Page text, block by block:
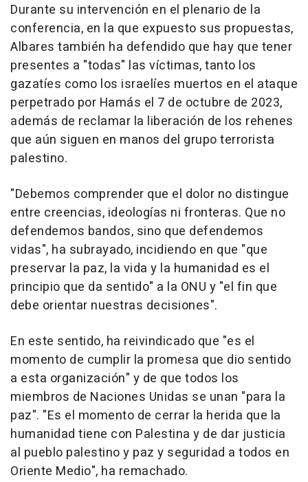
Durante su intervención en el plenario de la
conferencia, en la que expuesto sus propuestas,
Albares también ha defendido que hay que tener
presentes a "todas" las víctimas, tanto los
gazatíes como los israelíes muertos en el ataque
perpetrado por Hamás el 7 de octubre de 2023,
además de reclamar la liberación de los rehenes
que aún siguen en manos del grupo terrorista
palestino.
"Debemos comprender que el dolor no distingue
entre creencias, ideologías ni fronteras. Que no
defendemos bandos, sino que defendemos
vidas", ha subrayado, incidiendo en que "que
preservar la paz, la vida y la humanidad es el
principio que da sentido" a la ONU y "el fin que
debe orientar nuestras decisiones".
En este sentido, ha reivindicado que "es el
momento de cumplir la promesa que dio sentido
a esta organización" y de que todos los
miembros de Naciones Unidas se unan "para la
paz". "Es el momento de cerrar la herida que la
humanidad tiene con Palestina y de dar justicia
al pueblo palestino y paz y seguridad a todos en
Oriente Medio", ha remachado.